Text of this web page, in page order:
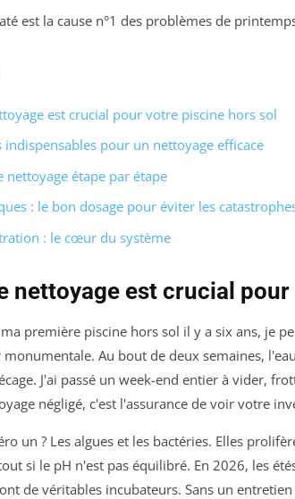
est la cause n°1 des problèmes de
est crucial pour votre piscine hors sol
indispensables pour un nettoyage efficace
nettoyage étape par étape
: le bon dosage pour éviter les
: le cœur du système
nettoyage est crucial pour
première piscine hors sol il y a six ans, je
Au bout de deux semaines,
J'ai passé un week-end entier à vider,
négligé, c'est l'assurance de voir votre
un ? Les algues et les bactéries. Elles
si le pH n'est pas équilibré. En 2026, les
de véritables incubateurs. Sans un